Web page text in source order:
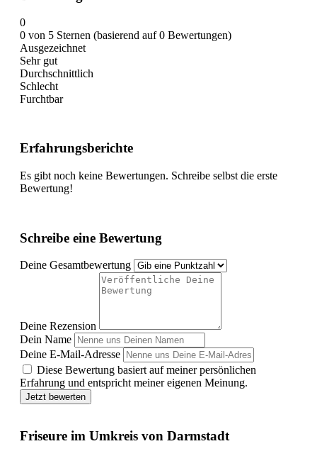
0
0 von 5 Sternen (basierend auf 0 Bewertungen)
Ausgezeichnet
Sehr gut
Durchschnittlich
Schlecht
Furchtbar
Erfahrungsberichte
Es gibt noch keine Bewertungen. Schreibe selbst die erste
Bewertung!
Schreibe eine Bewertung
Deine Gesamtbewertung
Deine Rezension
Dein Name
Deine E-Mail-Adresse
Diese Bewertung basiert auf meiner persönlichen
Erfahrung und entspricht meiner eigenen Meinung.
Jetzt bewerten
Friseure im Umkreis von Darmstadt